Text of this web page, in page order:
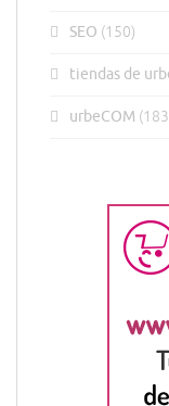
SEO (150)
tiendas de
urbeCOM